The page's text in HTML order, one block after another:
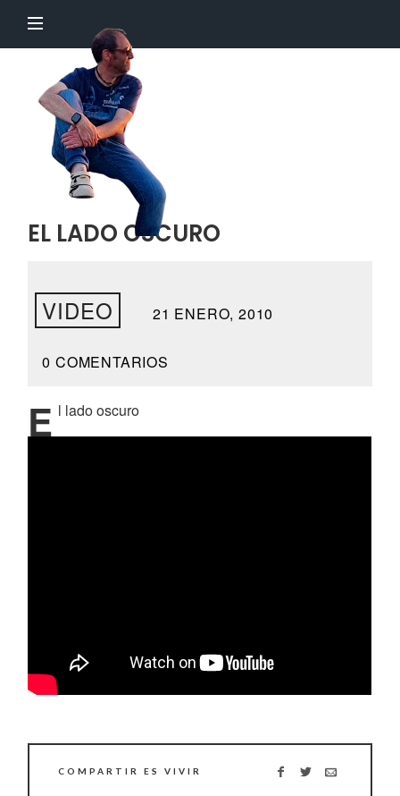
Profesor
EL LADO OSCURO
VIDEO 21 ENERO, 2010
0 COMENTARIOS
E l lado oscuro
COMPARTIR ES VIVIR